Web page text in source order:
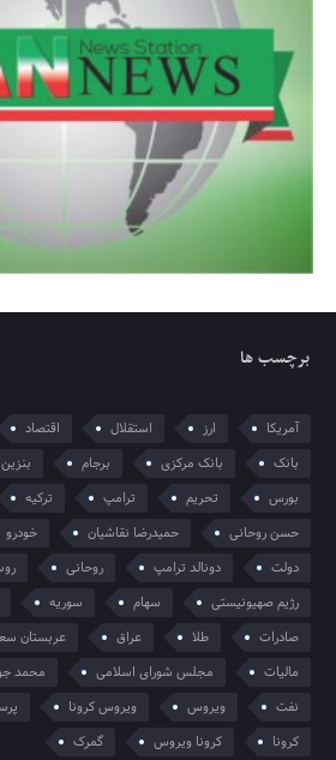
برچسب ها
آمریکا ارز استقلال اقتصاد
بانک
بانک مرکزی برجام بنزین
بورس
تحریم ترامپ ترکیه
حسن روحانی
حمیدرضا نقاشیان خودرو
دولت
دونالد ترامپ روحانی
رژیم صهیونیستی
سهام سوریه
صادرات
طلا عراق عربستان
مالیات
مجلس شورای اسلامی محمد
نفت
ویروس ویروس کرونا
کرونا
کرونا ویروس گمرک